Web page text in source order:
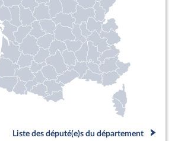
Liste des député(e)s du département